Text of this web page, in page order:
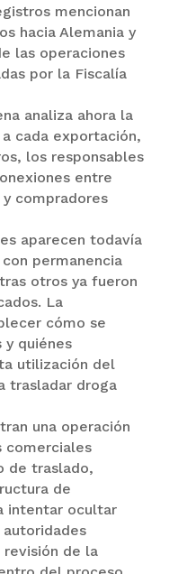
mencionan
hacia Alemania y
las operaciones
por la Fiscalía
analiza ahora la
cada exportación,
los responsables
entre
compradores
aparecen todavía
permanencia
otros ya fueron
La
cómo se
y quiénes
utilización del
trasladar droga
una operación
comerciales
de traslado,
de
intentar ocultar
revisión de la